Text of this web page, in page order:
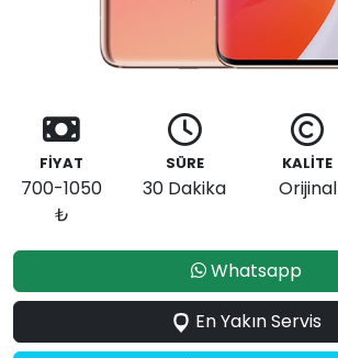
FİYAT
700-1050
₺
SÜRE
30 Dakika
KALİTE
Orijinal
Whatsapp
En Yakın Servis